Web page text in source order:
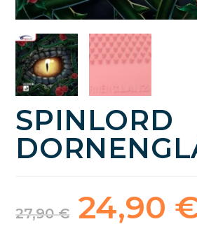
SPINLORD
27,90€
Le
prix
initial
24,90